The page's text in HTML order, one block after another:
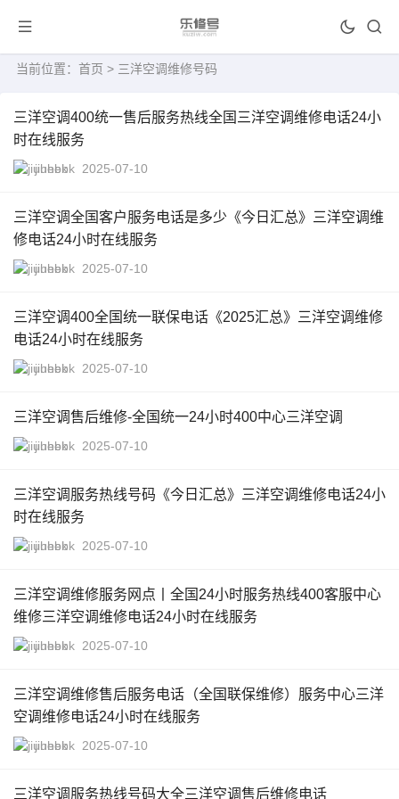
当前位置： 首页 > 三洋空调维修号码
三洋空调400统一售后服务热线全国三洋空调维修电话24小
时在线服务
jiuhebk 2025-07-10
三洋空调全国客户服务电话是多少《今日汇总》三洋空调维
修电话24小时在线服务
jiuhebk 2025-07-10
三洋空调400全国统一联保电话《2025汇总》三洋空调维修
电话24小时在线服务
jiuhebk 2025-07-10
三洋空调售后维修-全国统一24小时400中心三洋空调
jiuhebk 2025-07-10
三洋空调服务热线号码《今日汇总》三洋空调维修电话24小
时在线服务
jiuhebk 2025-07-10
三洋空调维修服务网点丨全国24小时服务热线400客服中心
维修三洋空调维修电话24小时在线服务
jiuhebk 2025-07-10
三洋空调维修售后服务电话（全国联保维修）服务中心三洋
空调维修电话24小时在线服务
jiuhebk 2025-07-10
三洋空调服务热线号码大全三洋空调售后维修电话